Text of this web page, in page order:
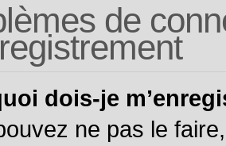
de
dois-je
ne pas le